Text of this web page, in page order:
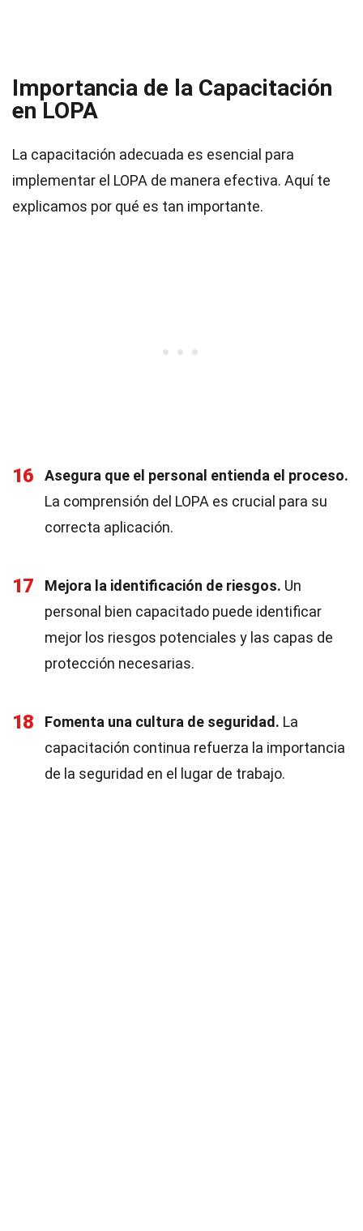
Importancia de la Capacitación
en LOPA
La capacitación adecuada es esencial para
implementar el LOPA de manera efectiva. Aquí te
explicamos por qué es tan importante.
16
Asegura que el personal entienda el proceso.
La comprensión del LOPA es crucial para su
correcta aplicación.
17 Mejora la identificación de riesgos. Un
personal bien capacitado puede identificar
mejor los riesgos potenciales y las capas de
protección necesarias.
18 Fomenta una cultura de seguridad. La
capacitación continua refuerza la importancia
de la seguridad en el lugar de trabajo.